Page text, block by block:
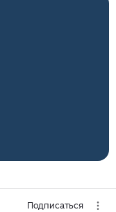
Подписаться